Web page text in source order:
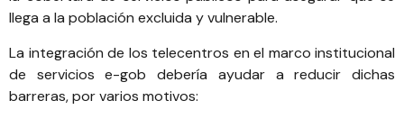
llega a la población excluida y vulnerable.
La integración de los telecentros en el marco institucional
de servicios e-gob debería ayudar a reducir dichas
barreras, por varios motivos: